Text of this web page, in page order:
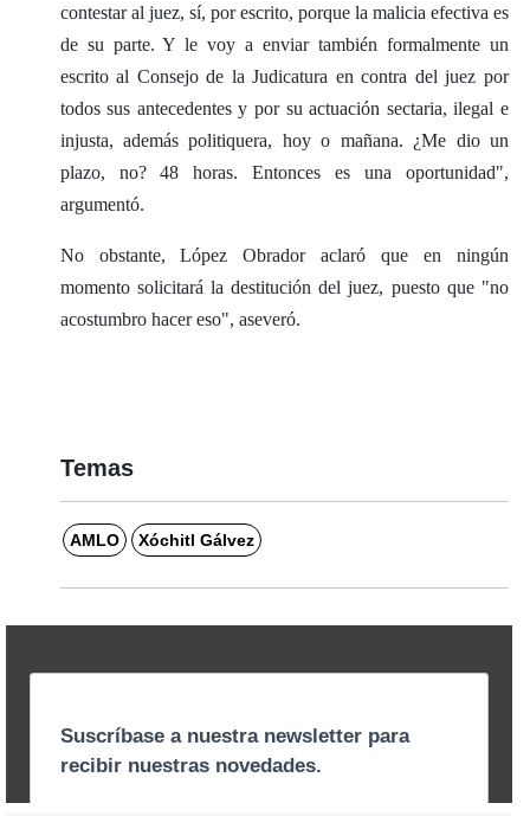
contestar al juez, sí, por escrito, porque la malicia efectiva es
de su parte. Y le voy a enviar también formalmente un
escrito al Consejo de la Judicatura en contra del juez por
todos sus antecedentes y por su actuación sectaria, ilegal e
injusta, además politiquera, hoy o mañana. ¿Me dio un
plazo, no? 48 horas. Entonces es una oportunidad",
argumentó.
No obstante, López Obrador aclaró que en ningún
momento solicitará la destitución del juez, puesto que "no
acostumbro hacer eso", aseveró.
Temas
AMLO Xóchitl Gálvez